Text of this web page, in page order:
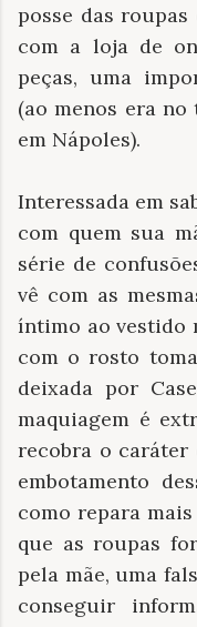
posse das
com a loja de
peças, uma
(ao menos era
em Nápoles).
Interessada em
com quem sua
série de
vê com as
íntimo ao vestido
com o rosto
deixada por
maquiagem é
recobra o caráter
embotamento
como repara
que as roupas
pela mãe, uma
conseguir